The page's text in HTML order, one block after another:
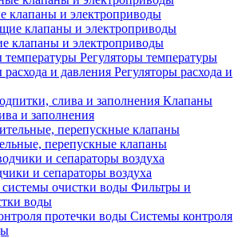
клапаны и электроприводы
клапаны и электроприводы
Регуляторы температуры
Регуляторы расхода и
Клапаны
и заполнения
перепускные клапаны
и сепараторы воздуха
Фильтры и
воды
Системы контроля